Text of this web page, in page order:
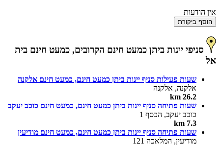
אין הודעות
הוסף ביקורת
סניפי יינות ביתן כמעט חינם הקרובים, כמעט חינם בית
אל
שעות פעילות סניף יינות ביתן כמעט חינם, כמעט חינם אלקנה
אלקנה, אלקנה
26.2 km
שעות פתיחה סניף יינות ביתן כמעט חינם, כמעט חינם כוכב יעקב
כוכב יעקב, הכסף 1
7.3 km
שעות פתיחה סניף יינות ביתן כמעט חינם, כמעט חינם מודיעין
מודיעין, המלאכה 121